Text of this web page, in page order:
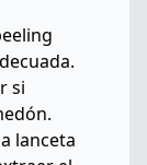
si
lanceta